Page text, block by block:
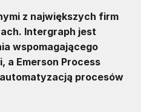
z największych firm
Intergraph jest
wspomagającego
a Emerson Process
procesów